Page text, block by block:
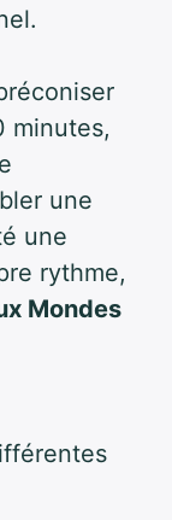
minutes,
une
une
rythme,
Mondes